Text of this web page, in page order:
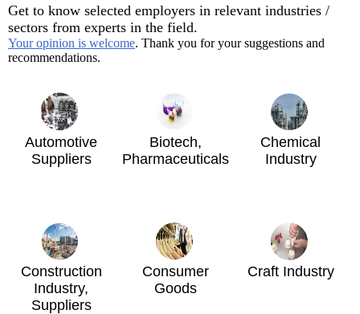
Get to know selected employers in relevant industries /
sectors from experts in the field.
Your opinion is welcome. Thank you for your suggestions and
recommendations.
Automotive
Suppliers
Biotech,
Pharmaceuticals
Chemical
Industry
Construction
Industry,
Suppliers
Consumer
Goods
Craft Industry